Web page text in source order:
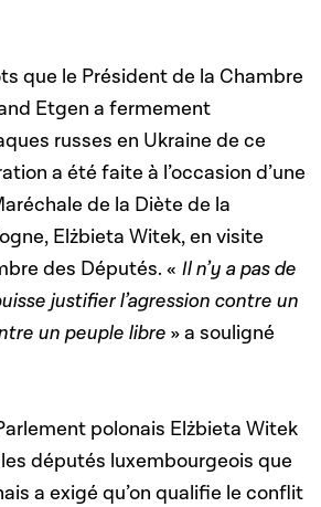
que le Président de la Chambre
Etgen a fermement
russes en Ukraine de ce
a été faite à l’occasion d’une
de la Diète de la
Elżbieta Witek, en visite
des Députés. « Il n’y a pas de
justifier l’agression contre un
un peuple libre » a souligné
polonais Elżbieta Witek
députés luxembourgeois que
a exigé qu’on qualifie le conflit